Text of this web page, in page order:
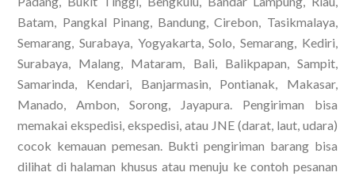
Batam, Pangkal Pinang, Bandung, Cirebon, Tasikmalaya,
Semarang, Surabaya, Yogyakarta, Solo, Semarang, Kediri,
Surabaya, Malang, Mataram, Bali, Balikpapan, Sampit,
Samarinda, Kendari, Banjarmasin, Pontianak, Makasar,
Manado, Ambon, Sorong, Jayapura. Pengiriman bisa
memakai ekspedisi, ekspedisi, atau JNE (darat, laut, udara)
cocok kemauan pemesan. Bukti pengiriman barang bisa
dilihat di halaman khusus atau menuju ke contoh pesanan